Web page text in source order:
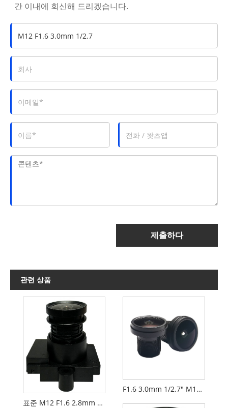
간 이내에 회신해 드리겠습니다.
제출하다
관련 상품
표준 M12 F1.6 2.8mm 1/2.7" FPV 렌즈
F1.6 3.0mm 1/2.7" M12 FPV 드론 카메라 렌즈 PL092IRS1